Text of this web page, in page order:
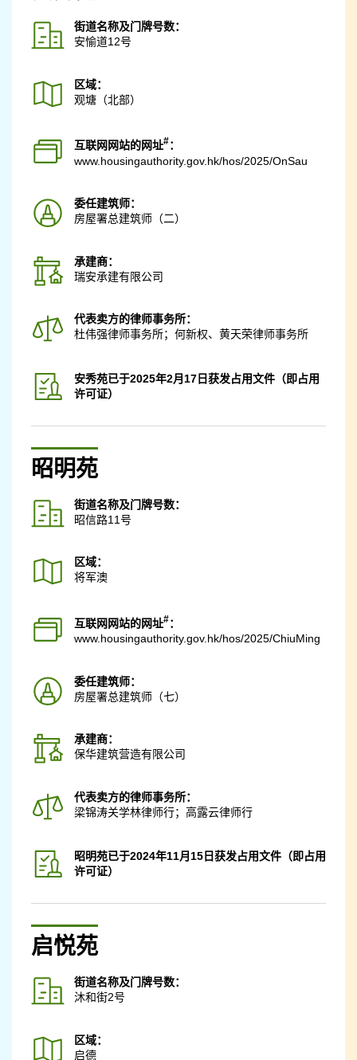
街道名称及门牌号数：
安愉道12号
区域：
观塘（北部）
互联网网站的网址#：
www.housingauthority.gov.hk/hos/2025/OnSau
委任建筑师：
房屋署总建筑师（二）
承建商：
瑞安承建有限公司
代表卖方的律师事务所：
杜伟强律师事务所；何新权、黄天荣律师事务所
安秀苑已于2025年2月17日获发占用文件（即占用
许可证）
昭明苑
街道名称及门牌号数：
昭信路11号
区域：
将军澳
互联网网站的网址#：
www.housingauthority.gov.hk/hos/2025/ChiuMing
委任建筑师：
房屋署总建筑师（七）
承建商：
保华建筑营造有限公司
代表卖方的律师事务所：
梁锦涛关学林律师行；高露云律师行
昭明苑已于2024年11月15日获发占用文件（即占用
许可证）
启悦苑
街道名称及门牌号数：
沐和街2号
区域：
启德